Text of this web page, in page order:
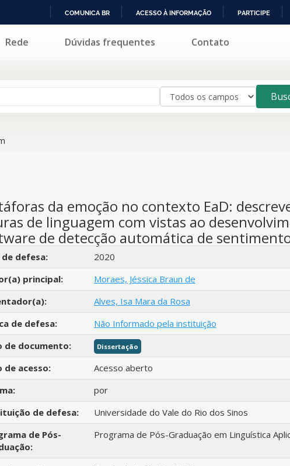
PARA
COMUNICA BR ACESSO À INFORMAÇÃO PARTICIPE
Rede Dúvidas frequentes Contato
da emoção no contexto EaD:
de linguagem com vistas ao
de detecção automática de
bibliográficos
de defesa:
2020
principal:
Moraes, Jéssica Braun de
Alves, Isa Mara da Rosa
de defesa:
Não Informado pela instituição
de documento:
Dissertação
de acesso:
Acesso aberto
por
de defesa:
Universidade do Vale do Rio dos Sinos
de Pós-
Programa de Pós-Graduação em Linguística